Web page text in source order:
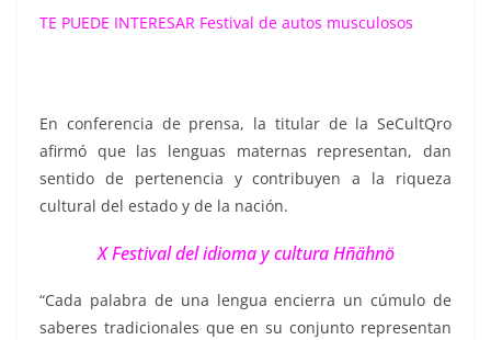
TE PUEDE INTERESAR Festival de autos musculosos
En conferencia de prensa, la titular de la SeCultQro
afirmó que las lenguas maternas representan, dan
sentido de pertenencia y contribuyen a la riqueza
cultural del estado y de la nación.
X Festival del idioma y cultura Hñähnö
“Cada palabra de una lengua encierra un cúmulo de
saberes tradicionales que en su conjunto representan